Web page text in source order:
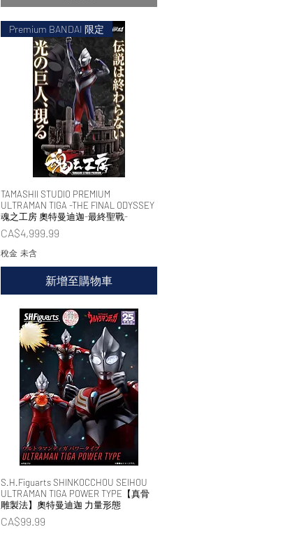
快速瀏覽
Premium BANDAI 限定
TAMASHII STUDIO PREMIUM
ULTRAMAN TIGA -THE FINAL ODYSSEY
魂之工房 奧特曼迪迦-最終聖戰-
價格
CA$4,999.99
稅金 未含
新增至購物車
快速瀏覽
S.H.Figuarts SHINKOCCHOU SEIHOU
ULTRAMAN TIGA POWER TYPE【真骨
雕製法】奧特曼迪迦 力量形態
價格
CA$99.99